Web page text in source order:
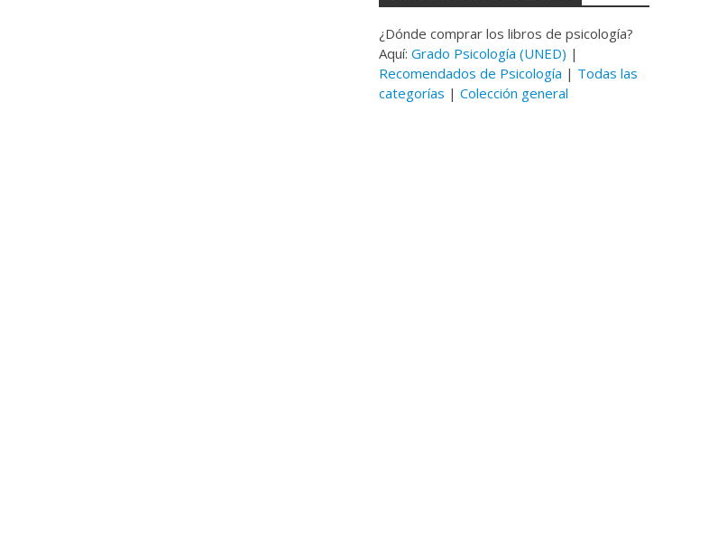
¿Dónde comprar los libros de psicología?
Aquí:Grado Psicología (UNED) |
Recomendados de Psicología | Todas las
categorías |Colección general